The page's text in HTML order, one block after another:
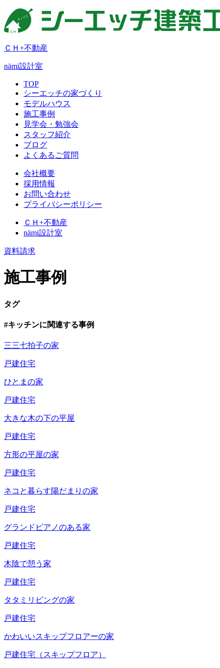
ＣＨ+不動産
nämi設計室
TOP
シーエッチの家づくり
モデルハウス
施工事例
見学会・勉強会
スタッフ紹介
ブログ
よくあるご質問
会社概要
採用情報
お問い合わせ
プライバシーポリシー
ＣＨ+不動産
nämi設計室
資料請求
施工事例
タグ
#キッチンに関連する事例
三三七拍子の家
戸建住宅
ひとまの家
戸建住宅
大きな木の下の平屋
戸建住宅
方形の平屋の家
戸建住宅
ネコと暮らす陽だまりの家
戸建住宅
グランドピアノのある家
戸建住宅
木陰で憩う家
戸建住宅
タタミリビングの家
戸建住宅
かわいいスキップフロアーの家
戸建住宅（スキップフロア）